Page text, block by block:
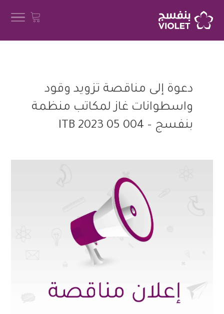
دعوة إلى مناقصة تزويد وقود
واسطوانات غاز لمكاتب منظمة
بنفسج – ITB 2023 05 004